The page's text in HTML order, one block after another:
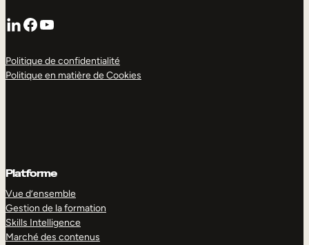
LinkedIn
Facebook
YouTube
Politique de confidentialité
Politique en matière de Cookies
Platforme
Vue d’ensemble
Gestion de la formation
Skills Intelligence
Marché des contenus